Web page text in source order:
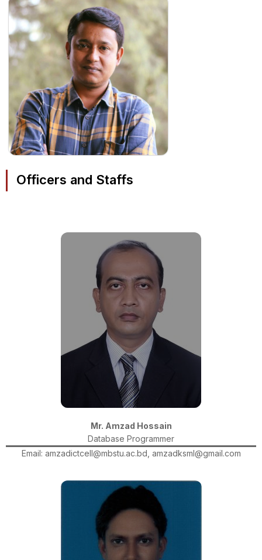
Officers and Staffs
Mr. Amzad Hossain
Database Programmer
Email: amzadictcell@mbstu.ac.bd, amzadksml@gmail.com